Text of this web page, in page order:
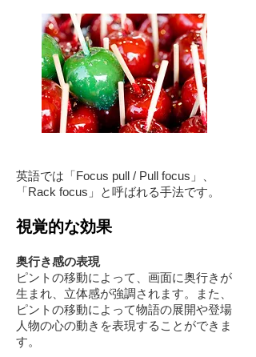
英語では「Focus pull / Pull focus」、
「Rack focus」と呼ばれる手法です。
視覚的な効果
奥行き感の表現
ピントの移動によって、画面に奥行きが
生まれ、立体感が強調されます。また、
ピントの移動によって物語の展開や登場
人物の心の動きを表現することができま
す。